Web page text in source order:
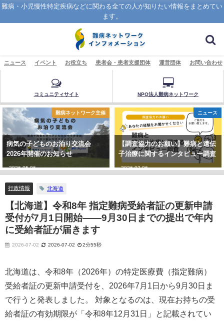
難病・小児慢性特定疾病などに関わる全ての人が知りたい情報をまとめてい
ます。
ニュース イベント お役立ち 患者会・患者支援団体 運営団体 お問い合わせ
コミュニティサイト NPO法人難病ネットワーク
難病ネットワーク主催
病気の子どものお泊り交流会
2026年開催のお知らせ
2026-05-06
ニュース
【調査協力のお願い】難病と遺伝
子治療に関するインタビュー調査
2026-02-06
行政情報 北海道
【北海道】令和8年 指定難病受給者証の更新申請
受付が7月1日開始——9月30日までの提出で年内
に受給者証が届きます
2026-07-02 2026-07-02 2分55秒
北海道は、令和8年（2026年）の特定医療費（指定難病）
受給者証の更新申請受付を、2026年7月1日から9月30日ま
で行うと発表しました。 対象となるのは、現在お持ちの受
給者証の有効期限が「令和8年12月31日」と記載されてい